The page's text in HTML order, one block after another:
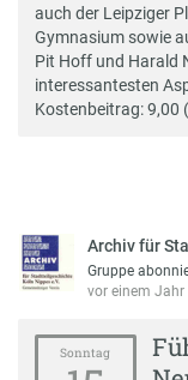
auch der Leipziger
Gymnasium sowie
Pit Hoff und Harald
interessantesten
Kostenbeitrag: 9,00
Archiv für
Gruppe
vor einem Jahr
Sonntag